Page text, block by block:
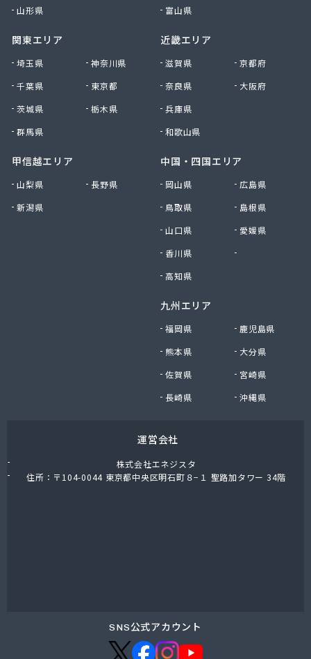
南九州マルヰ株式会社 進栄ガス営業所
南九州マルヰ株式会社 人吉営業所
南九州マルヰ株式会社 人吉営業所
南国殖産株式会社 熊本支店ガス課
NXエネルギー九州株式会社 雲雀丘出張所
NXエネルギー九州株式会社 熊本営業所
業所
NXエネルギー九州株式会社 熊本北営業所
NXエネルギー九州株式会社 城北営業所
日豊興産株式会社 本社事務所
肥後協同ガス配送センター株式会社
福岡酸素株式会社八代出張所
野中石油プロパン有限会社
有限会社おざわ商会
有限会社オヤマガス
有限会社永野燃料
有限会社益城屋商店
山形県
関東エリア
埼玉県
神奈川県
千葉県
東京都
茨城県
栃木県
群馬県
甲信越エリア
山梨県
長野県
新潟県
富山県
近畿エリア
滋賀県
京都府
奈良県
大阪府
兵庫県
和歌山県
中国・四国エリア
岡山県
広島県
鳥取県
島根県
山口県
愛媛県
香川県
高知県
九州エリア
福岡県
鹿児島県
熊本県
大分県
佐賀県
宮崎県
長崎県
沖縄県
運営会社
株式会社エネジスタ
住所：〒104-0044 東京都中央区明石町８−１ 聖路加タワー 34階
SNS公式アカウント